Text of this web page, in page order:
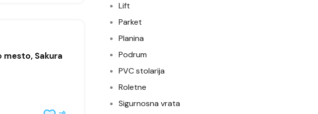
mesto, Sakura
Lift
Parket
Planina
Podrum
PVC stolarija
Roletne
Sigurnosna vrata